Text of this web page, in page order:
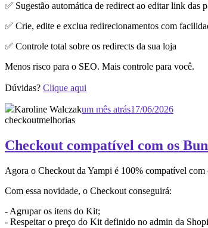
✅ Sugestão automática de redirect ao editar link das
✅ Crie, edite e exclua redirecionamentos com
✅ Controle total sobre os redirects da sua loja
Menos risco para o SEO. Mais controle para você.
Dúvidas? Clique aqui
Karoline Walczakum mês atrás17/06/2026
checkoutmelhorias
Checkout compatível com os
Agora o Checkout da Yampi é 100% compatível com
Com essa novidade, o Checkout conseguirá:
- Agrupar os itens do Kit;
- Respeitar o preço do Kit definido no admin da